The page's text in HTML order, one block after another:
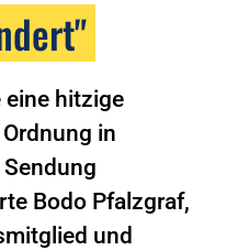
eine hitzige
in
Bodo Pfalzgraf,
und